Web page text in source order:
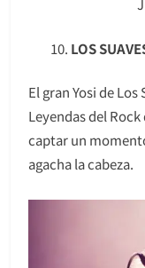
LOS
El gran Yosi de
Leyendas del
captar un
agacha la cabeza.